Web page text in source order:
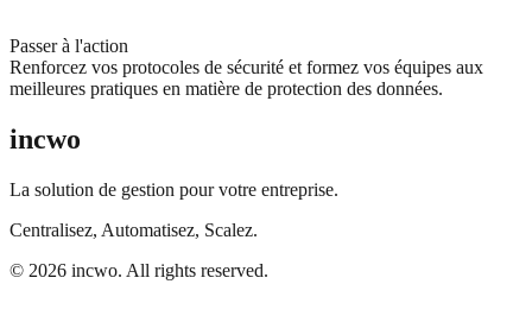
Passer à l'action
Renforcez vos protocoles de sécurité et formez vos équipes aux
meilleures pratiques en matière de protection des données.
incwo
La solution de gestion pour votre entreprise.
Centralisez, Automatisez, Scalez.
© 2026 incwo. All rights reserved.